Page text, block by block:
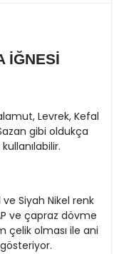
İĞNESİ
Levrek, Kefal
gibi oldukça
ve Siyah Nikel renk
ve çapraz dövme
çelik olması ile ani
gösteriyor.